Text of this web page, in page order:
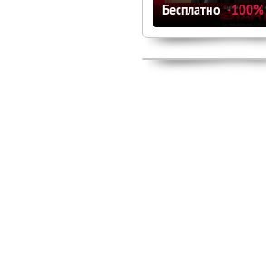
Бесплатно -100%